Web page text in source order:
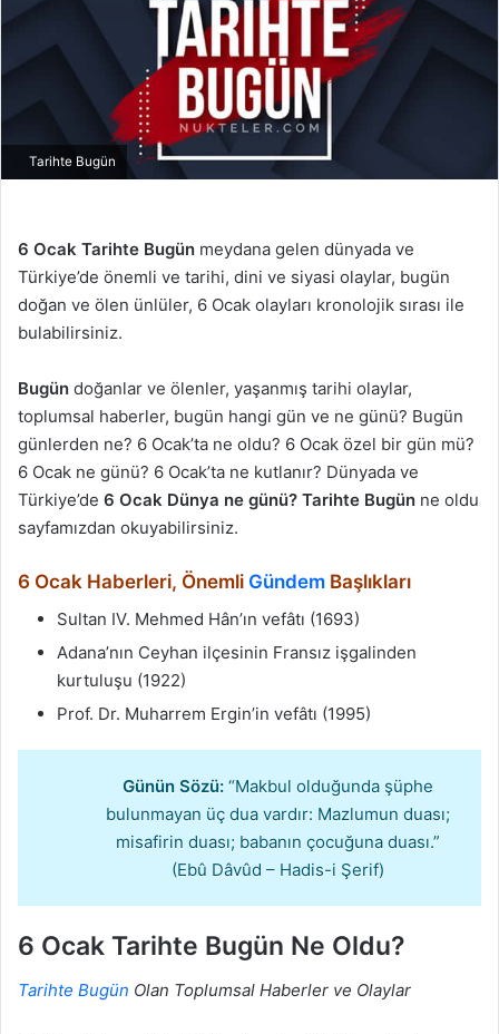
Tarihte Bugün
6 Ocak Tarihte Bugün meydana gelen dünyada ve
Türkiye’de önemli ve tarihi, dini ve siyasi olaylar, bugün
doğan ve ölen ünlüler, 6 Ocak olayları kronolojik sırası ile
bulabilirsiniz.
Bugün doğanlar ve ölenler, yaşanmış tarihi olaylar,
toplumsal haberler, bugün hangi gün ve ne günü? Bugün
günlerden ne? 6 Ocak’ta ne oldu? 6 Ocak özel bir gün mü?
6 Ocak ne günü? 6 Ocak’ta ne kutlanır? Dünyada ve
Türkiye’de 6 Ocak Dünya ne günü? Tarihte Bugün ne oldu
sayfamızdan okuyabilirsiniz.
6 Ocak Haberleri, Önemli Gündem Başlıkları
Sultan IV. Mehmed Hân’ın vefâtı (1693)
Adana’nın Ceyhan ilçesinin Fransız işgalinden
kurtuluşu (1922)
Prof. Dr. Muharrem Ergin’in vefâtı (1995)
Günün Sözü: “Makbul olduğunda şüphe
bulunmayan üç dua vardır: Mazlumun duası;
misafirin duası; babanın çocuğuna duası.”
(Ebû Dâvûd – Hadis-i Şerif)
6 Ocak Tarihte Bugün Ne Oldu?
Tarihte Bugün Olan Toplumsal Haberler ve Olaylar